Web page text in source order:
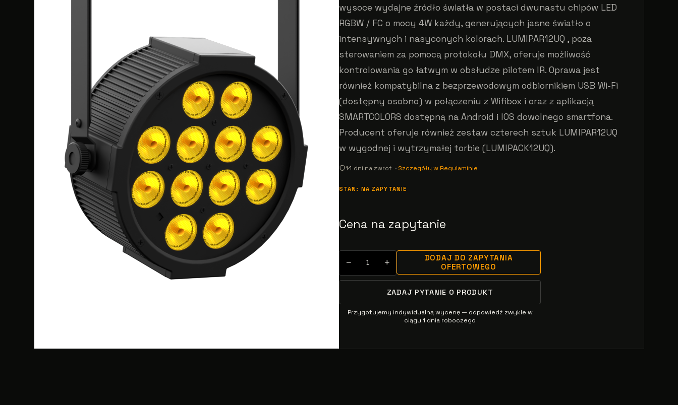
wysoce wydajne źródło światła w postaci dwunastu chipów LED
RGBW / FC o mocy 4W każdy, generujących jasne światło o
intensywnych i nasyconych kolorach. LUMIPAR12UQ , poza
sterowaniem za pomocą protokołu DMX, oferuje możliwość
kontrolowania go łatwym w obsłudze pilotem IR. Oprawa jest
również kompatybilna z bezprzewodowym odbiornikiem USB Wi-Fi
(dostępny osobno) w połączeniu z Wifibox i oraz z aplikacją
SMARTCOLORS dostępną na Android i IOS dowolnego smartfona.
Producent oferuje również zestaw czterech sztuk LUMIPAR12UQ
w wygodnej i wytrzymałej torbie (LUMIPACK12UQ).
14 dni na zwrot · Szczegóły w Regulaminie
STAN: NA ZAPYTANIE
Cena na zapytanie
− +
DODAJ DO ZAPYTANIA
OFERTOWEGO
ZADAJ PYTANIE O PRODUKT
Przygotujemy indywidualną wycenę — odpowiedź zwykle w
ciągu 1 dnia roboczego